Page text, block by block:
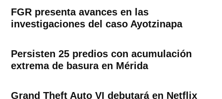
FGR presenta avances en las
investigaciones del caso Ayotzinapa
Persisten 25 predios con acumulación
extrema de basura en Mérida
Grand Theft Auto VI debutará en Netflix